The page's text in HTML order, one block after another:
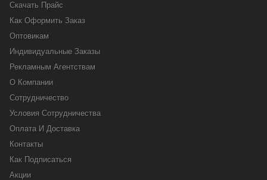
Скачать Прайс
Как Оформить Заказ
Оптовикам
Индивидуальные Заказы
Рекламным Агентствам
О Компании
Сотрудничество
Условия Сотрудничества
Оплата И Доставка
Контакты
Как Подписаться
Акции